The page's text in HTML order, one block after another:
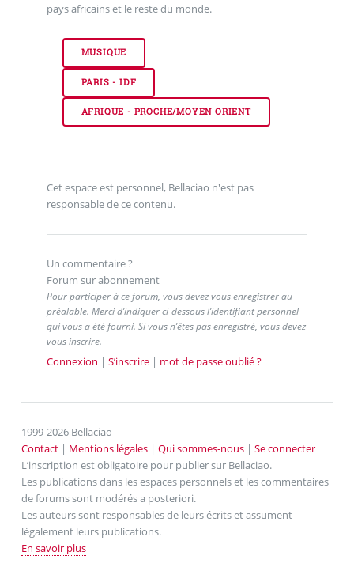
pays africains et le reste du monde.
MUSIQUE
PARIS - IDF
AFRIQUE - PROCHE/MOYEN ORIENT
Cet espace est personnel, Bellaciao n'est pas
responsable de ce contenu.
Un commentaire ?
Forum sur abonnement
Pour participer à ce forum, vous devez vous enregistrer au
préalable. Merci d’indiquer ci-dessous l’identifiant personnel
qui vous a été fourni. Si vous n’êtes pas enregistré, vous devez
vous inscrire.
Connexion | S’inscrire| mot de passe oublié ?
1999-2026 Bellaciao
Contact| Mentions légales| Qui sommes-nous| Se connecter
L’inscription est obligatoire pour publier sur Bellaciao.
Les publications dans les espaces personnels et les commentaires
de forums sont modérés a posteriori.
Les auteurs sont responsables de leurs écrits et assument
légalement leurs publications.
En savoir plus